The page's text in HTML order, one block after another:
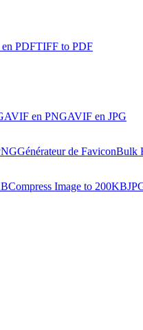
en PDFTIFF to PDF
AVIF en PNGAVIF en JPG
Générateur de FaviconBulk
Compress Image to 200KB